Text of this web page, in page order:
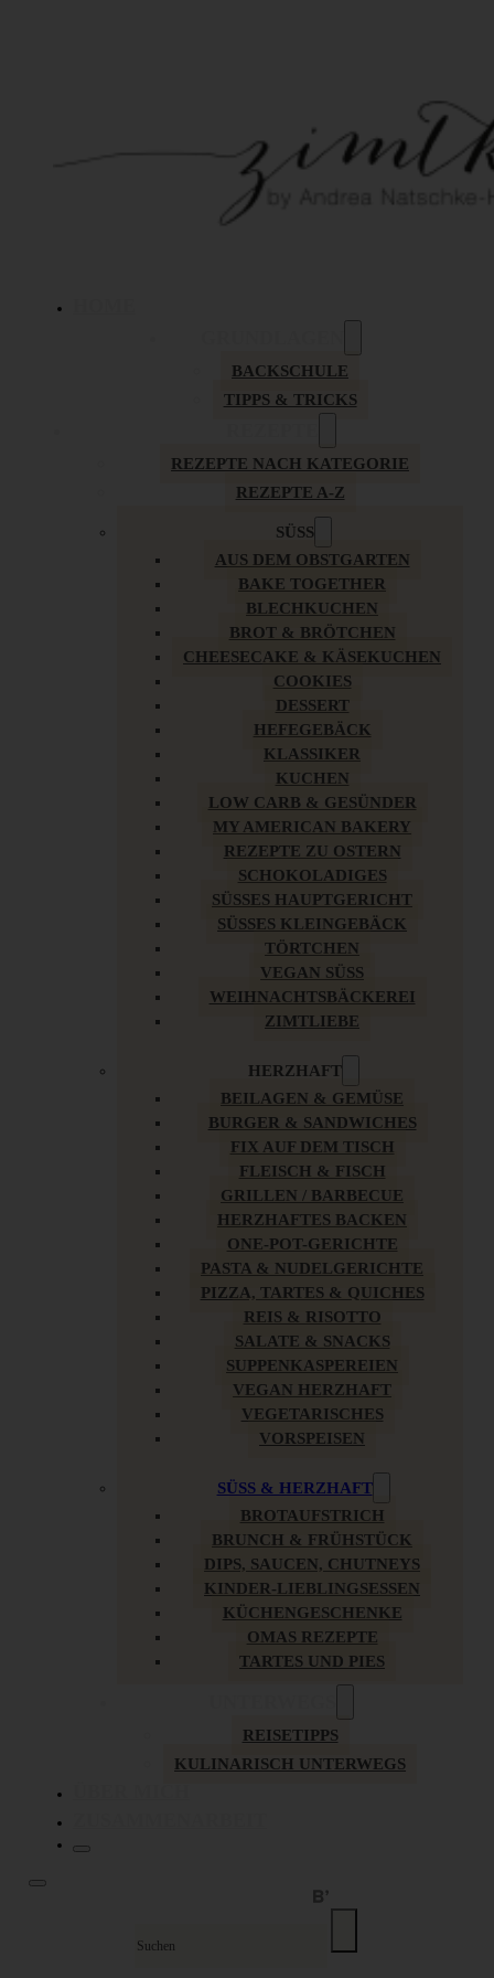
BACKSCHULE
TIPPS & TRICKS
REZEPTE NACH KATEGORIE
REZEPTE A-Z
SÜSS
AUS DEM OBSTGARTEN
BAKE TOGETHER
BLECHKUCHEN
BROT & BRÖTCHEN
CHEESECAKE & KÄSEKUCHEN
COOKIES
DESSERT
HEFEGEBÄCK
KLASSIKER
KUCHEN
LOW CARB & GESÜNDER
MY AMERICAN BAKERY
REZEPTE ZU OSTERN
SCHOKOLADIGES
SÜSSES HAUPTGERICHT
SÜSSES KLEINGEBÄCK
TÖRTCHEN
VEGAN SÜSS
WEIHNACHTSBÄCKEREI
ZIMTLIEBE
HERZHAFT
BEILAGEN & GEMÜSE
BURGER & SANDWICHES
FIX AUF DEM TISCH
FLEISCH & FISCH
GRILLEN / BARBECUE
HERZHAFTES BACKEN
ONE-POT-GERICHTE
PASTA & NUDELGERICHTE
PIZZA, TARTES & QUICHES
REIS & RISOTTO
SALATE & SNACKS
SUPPENKASPEREIEN
VEGAN HERZHAFT
VEGETARISCHES
VORSPEISEN
SÜSS & HERZHAFT
BROTAUFSTRICH
BRUNCH & FRÜHSTÜCK
DIPS, SAUCEN, CHUTNEYS
KINDER-LIEBLINGSESSEN
KÜCHENGESCHENKE
OMAS REZEPTE
TARTES UND PIES
REISETIPPS
KULINARISCH UNTERWEGS